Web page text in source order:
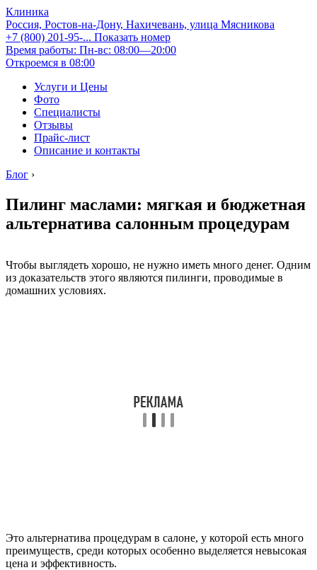
Клиника
Россия, Ростов-на-Дону, Нахичевань, улица Мясникова
+7 (800) 201-95-... Показать номер
Время работы: Пн-вс: 08:00—20:00
Откроемся в 08:00
Услуги и Цены
Фото
Специалисты
Отзывы
Прайс-лист
Описание и контакты
Блог ›
Пилинг маслами: мягкая и бюджетная
альтернатива салонным процедурам
Чтобы выглядеть хорошо, не нужно иметь много денег. Одним
из доказательств этого являются пилинги, проводимые в
домашних условиях.
Это альтернатива процедурам в салоне, у которой есть много
преимуществ, среди которых особенно выделяется невысокая
цена и эффективность.